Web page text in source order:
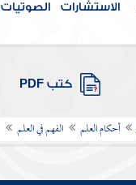
الاستشارات الصوتيات
كتب PDF
أحكام العلم الفهم في العلم